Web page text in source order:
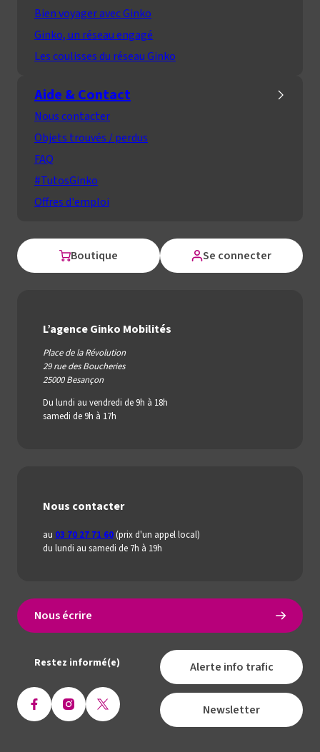
Bien voyager avec Ginko
Ginko, un réseau engagé
Les coulisses du réseau Ginko
Aide & Contact
Nous contacter
Objets trouvés / perdus
FAQ
#TutosGinko
Offres d'emploi
Boutique Se connecter
L’agence Ginko Mobilités
Place de la Révolution
29 rue des Boucheries
25000 Besançon
Du lundi au vendredi de 9h à 18h
samedi de 9h à 17h
Nous contacter
au 03 70 27 71 60 (prix d'un appel local)
du lundi au samedi de 7h à 19h
Nous écrire
Restez informé(e)
OuvrirOuvrir Ouvrir
Alerte info trafic
Newsletter